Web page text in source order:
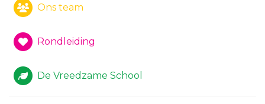
Ons team
Rondleiding
De Vreedzame School